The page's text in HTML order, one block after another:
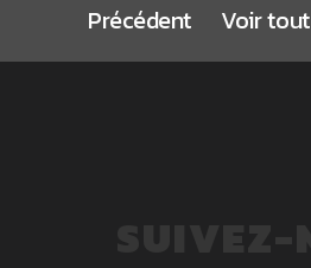
Précédent Voir tout